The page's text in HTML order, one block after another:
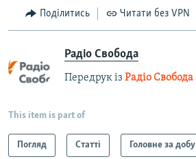
Поділитись Читати без VPN
Радіо Свобода
Передрук із Радіо Свобода
This item is part of
Погляд Статті Головне за добу